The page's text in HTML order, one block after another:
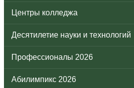
Центры колледжа
Десятилетие науки и технологий
Профессионалы 2026
Абилимпикс 2026